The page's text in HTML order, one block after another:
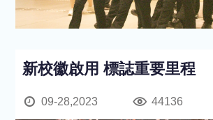
新校徽啟用 標誌重要里程
09-28,2023 44136